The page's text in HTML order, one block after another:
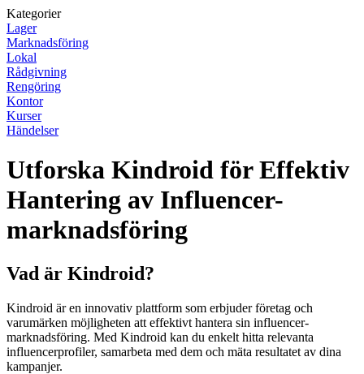
Kategorier
Lager
Marknadsföring
Lokal
Rådgivning
Rengöring
Kontor
Kurser
Händelser
Utforska Kindroid för Effektiv
Hantering av Influencer-
marknadsföring
Vad är Kindroid?
Kindroid är en innovativ plattform som erbjuder företag och
varumärken möjligheten att effektivt hantera sin influencer-
marknadsföring. Med Kindroid kan du enkelt hitta relevanta
influencerprofiler, samarbeta med dem och mäta resultatet av dina
kampanjer.